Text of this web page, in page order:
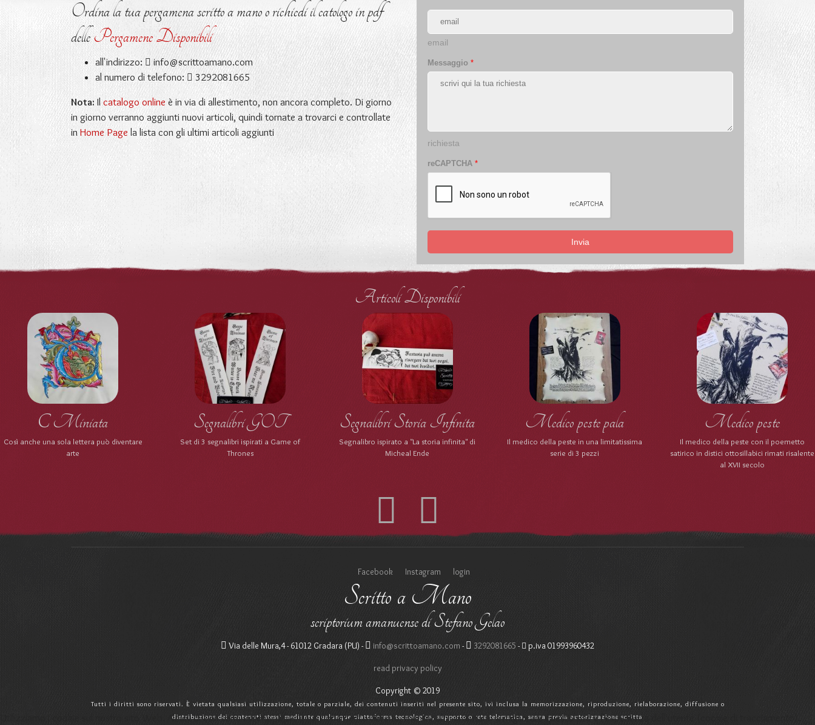
Ordina la tua pergamena scritto a mano o richiedi il catologo in pdf
dellePergamene Disponibili
all'indirizzo:
info@scrittoamano.com
al numero di telefono:
3292081665
Nota: Il catalogo online è in via di allestimento, non ancora completo. Di giorno
in giorno verranno aggiunti nuovi articoli, quindi tornate a trovarci e controllate
in Home Page la lista con gli ultimi articoli aggiunti
email
Messaggio *
richiesta
reCAPTCHA *
Invia
Articoli Disponibili
C Miniata
Così anche una sola lettera può diventare
arte
Segnalibri GOT
Set di 3 segnalibri ispirati a Game of
Thrones
Segnalibri Storia Infinita
Segnalibro ispirato a "La storia infinita" di
Micheal Ende
Medico peste pala
Il medico della peste in una limitatissima
serie di 3 pezzi
Medico peste
Il medico della peste con il poemetto
satirico in distici ottosillabici rimati risalente
al XVII secolo
Facebook Instagram login
Scritto a Mano
scriptorium amanuense di Stefano Gelao
Via delle Mura,4 - 61012 Gradara (PU) - info@scrittoamano.com - 3292081665 - p.iva 01993960432
read privacy policy
Copyright © 2019
Tutti i diritti sono riservati. È vietata qualsiasi utilizzazione, totale o parziale, dei contenuti inseriti nel presente sito, ivi inclusa la memorizzazione, riproduzione, rielaborazione, diffusione o
distribuzione dei contenuti stessi mediante qualunque piattaforma tecnologica, supporto o rete telematica, senza previa autorizzazione scritta
Utilizziamo i cookie sul nostro sito Web. Alcuni di essi sono essenziali per il funzionamento del sito, mentre altri ci aiutano a migliorare questo sito e l'esperienza dell'utente (cookie di tracciamento).